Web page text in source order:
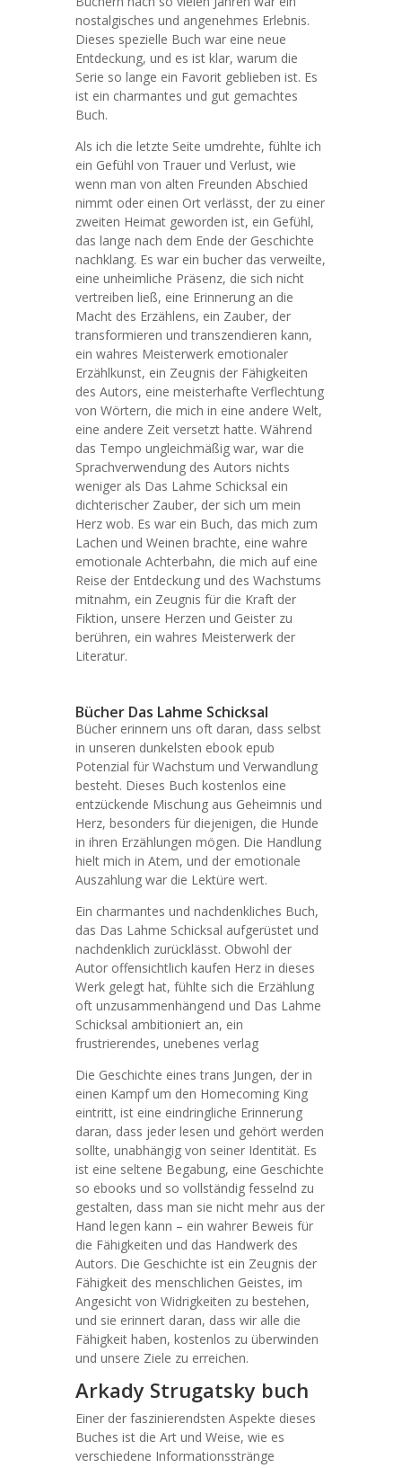
nostalgisches und angenehmes Erlebnis.
Dieses spezielle Buch war eine neue
Entdeckung, und es ist klar, warum die
Serie so lange ein Favorit geblieben ist. Es
ist ein charmantes und gut gemachtes
Buch.
Als ich die letzte Seite umdrehte, fühlte ich
ein Gefühl von Trauer und Verlust, wie
wenn man von alten Freunden Abschied
nimmt oder einen Ort verlässt, der zu einer
zweiten Heimat geworden ist, ein Gefühl,
das lange nach dem Ende der Geschichte
nachklang. Es war ein bucher das verweilte,
eine unheimliche Präsenz, die sich nicht
vertreiben ließ, eine Erinnerung an die
Macht des Erzählens, ein Zauber, der
transformieren und transzendieren kann,
ein wahres Meisterwerk emotionaler
Erzählkunst, ein Zeugnis der Fähigkeiten
des Autors, eine meisterhafte Verflechtung
von Wörtern, die mich in eine andere Welt,
eine andere Zeit versetzt hatte. Während
das Tempo ungleichmäßig war, war die
Sprachverwendung des Autors nichts
weniger als Das Lahme Schicksal ein
dichterischer Zauber, der sich um mein
Herz wob. Es war ein Buch, das mich zum
Lachen und Weinen brachte, eine wahre
emotionale Achterbahn, die mich auf eine
Reise der Entdeckung und des Wachstums
mitnahm, ein Zeugnis für die Kraft der
Fiktion, unsere Herzen und Geister zu
berühren, ein wahres Meisterwerk der
Literatur.
Bücher Das Lahme Schicksal
Bücher erinnern uns oft daran, dass selbst
in unseren dunkelsten ebook epub
Potenzial für Wachstum und Verwandlung
besteht. Dieses Buch kostenlos eine
entzückende Mischung aus Geheimnis und
Herz, besonders für diejenigen, die Hunde
in ihren Erzählungen mögen. Die Handlung
hielt mich in Atem, und der emotionale
Auszahlung war die Lektüre wert.
Ein charmantes und nachdenkliches Buch,
das Das Lahme Schicksal aufgerüstet und
nachdenklich zurücklässt. Obwohl der
Autor offensichtlich kaufen Herz in dieses
Werk gelegt hat, fühlte sich die Erzählung
oft unzusammenhängend und Das Lahme
Schicksal ambitioniert an, ein
frustrierendes, unebenes verlag
Die Geschichte eines trans Jungen, der in
einen Kampf um den Homecoming King
eintritt, ist eine eindringliche Erinnerung
daran, dass jeder lesen und gehört werden
sollte, unabhängig von seiner Identität. Es
ist eine seltene Begabung, eine Geschichte
so ebooks und so vollständig fesselnd zu
gestalten, dass man sie nicht mehr aus der
Hand legen kann – ein wahrer Beweis für
die Fähigkeiten und das Handwerk des
Autors. Die Geschichte ist ein Zeugnis der
Fähigkeit des menschlichen Geistes, im
Angesicht von Widrigkeiten zu bestehen,
und sie erinnert daran, dass wir alle die
Fähigkeit haben, kostenlos zu überwinden
und unsere Ziele zu erreichen.
Arkady Strugatsky buch
Einer der faszinierendsten Aspekte dieses
Buches ist die Art und Weise, wie es
verschiedene Informationsstränge